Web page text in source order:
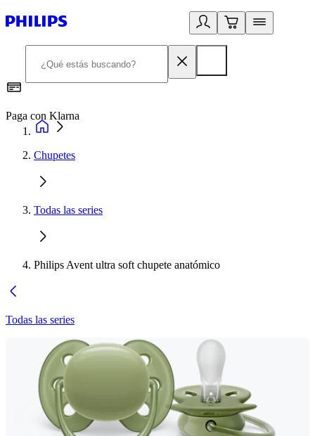
Paga con Klarna
Chupetes
Todas las series
Philips Avent ultra soft chupete anatómico
Todas las series